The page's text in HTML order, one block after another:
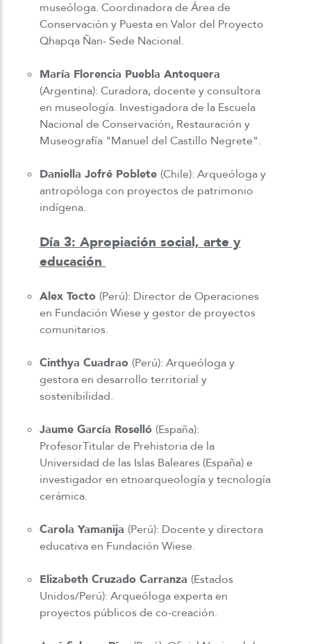
museóloga. Coordinadora de Área de
Conservación y Puesta en Valor del Proyecto
Qhapqa Ñan- Sede Nacional.
María Florencia Puebla Antequera
(Argentina): Curadora, docente y consultora
en museología. Investigadora de la Escuela
Nacional de Conservación, Restauración y
Museografía "Manuel del Castillo Negrete".
Daniella Jofré Poblete (Chile): Arqueóloga y
antropóloga con proyectos de patrimonio
indígena.
Día 3: Apropiación social, arte y
educación
Alex Tocto (Perú): Director de Operaciones
en Fundación Wiese y gestor de proyectos
comunitarios.
Cinthya Cuadrao (Perú): Arqueóloga y
gestora en desarrollo territorial y
sostenibilidad.
Jaume García Roselló (España):
ProfesorTitular de Prehistoria de la
Universidad de las Islas Baleares (España) e
investigador en etnoarqueología y tecnología
cerámica.
Carola Yamanija (Perú): Docente y directora
educativa en Fundación Wiese.
Elizabeth Cruzado Carranza (Estados
Unidos/Perú): Arqueóloga experta en
proyectos públicos de co-creación.